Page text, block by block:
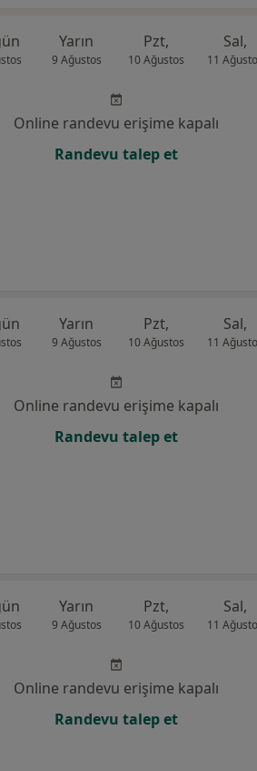
Yarın
9 Ağustos
Pzt,
10 Ağustos
Sal,
11
Online randevu erişime kapalı
Randevu talep et
Yarın
9 Ağustos
Pzt,
10 Ağustos
Sal,
11
Online randevu erişime kapalı
Randevu talep et
Yarın
9 Ağustos
Pzt,
10 Ağustos
Sal,
11
Online randevu erişime kapalı
Randevu talep et